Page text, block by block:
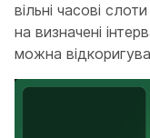
вільні часові
на визначені
можна